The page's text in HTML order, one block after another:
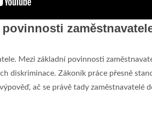
Mezi základní povinnosti
diskriminace. Zákoník práce přesně
ač se právě tady zaměstnavatelé